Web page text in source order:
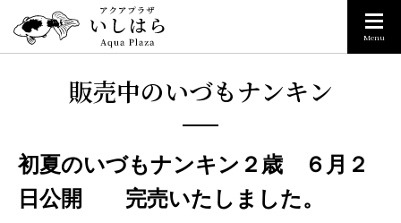
Menu
販売中のいづもナンキン
初夏のいづもナンキン２歳 ６月２
日公開 完売いたしました。